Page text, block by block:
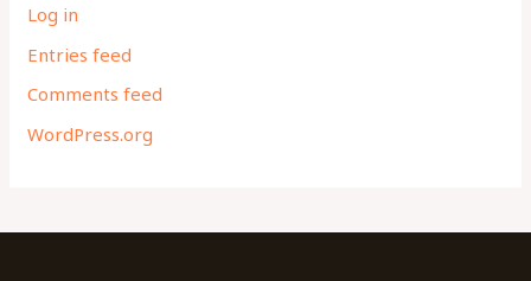
Log in
Entries feed
Comments feed
WordPress.org